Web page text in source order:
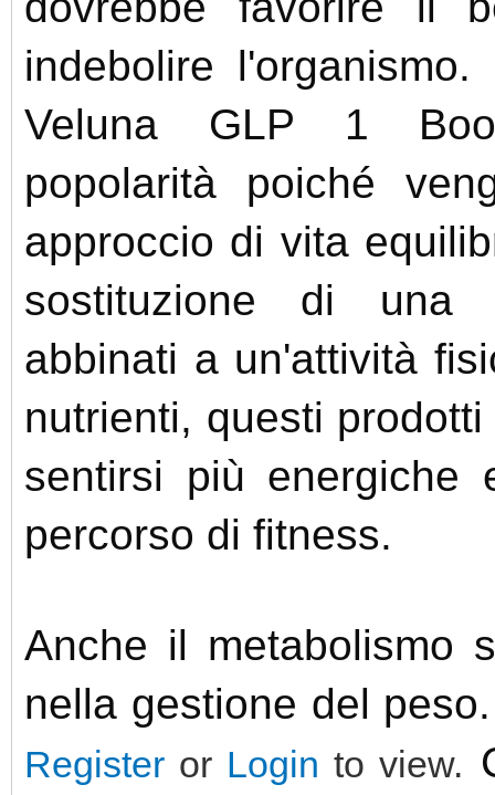
indebolire
Veluna GLP 1
popolarità poiché
approccio di vita
sostituzione di una
abbinati a un'attività
nutrienti, questi
sentirsi più energiche
percorso di fitness.
Anche il metabolismo
nella gestione del
Register or Login to view.